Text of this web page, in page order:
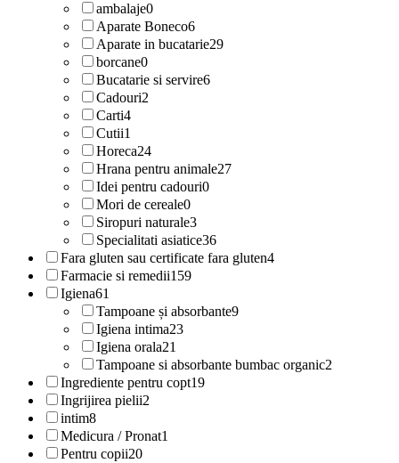
ambalaje0
Aparate Boneco6
Aparate in bucatarie29
borcane0
Bucatarie si servire6
Cadouri2
Carti4
Cutii1
Horeca24
Hrana pentru animale27
Idei pentru cadouri0
Mori de cereale0
Siropuri naturale3
Specialitati asiatice36
Fara gluten sau certificate fara gluten4
Farmacie si remedii159
Igiena61
Tampoane și absorbante9
Igiena intima23
Igiena orala21
Tampoane si absorbante bumbac organic2
Ingrediente pentru copt19
Ingrijirea pielii2
intim8
Medicura / Pronat1
Pentru copii20